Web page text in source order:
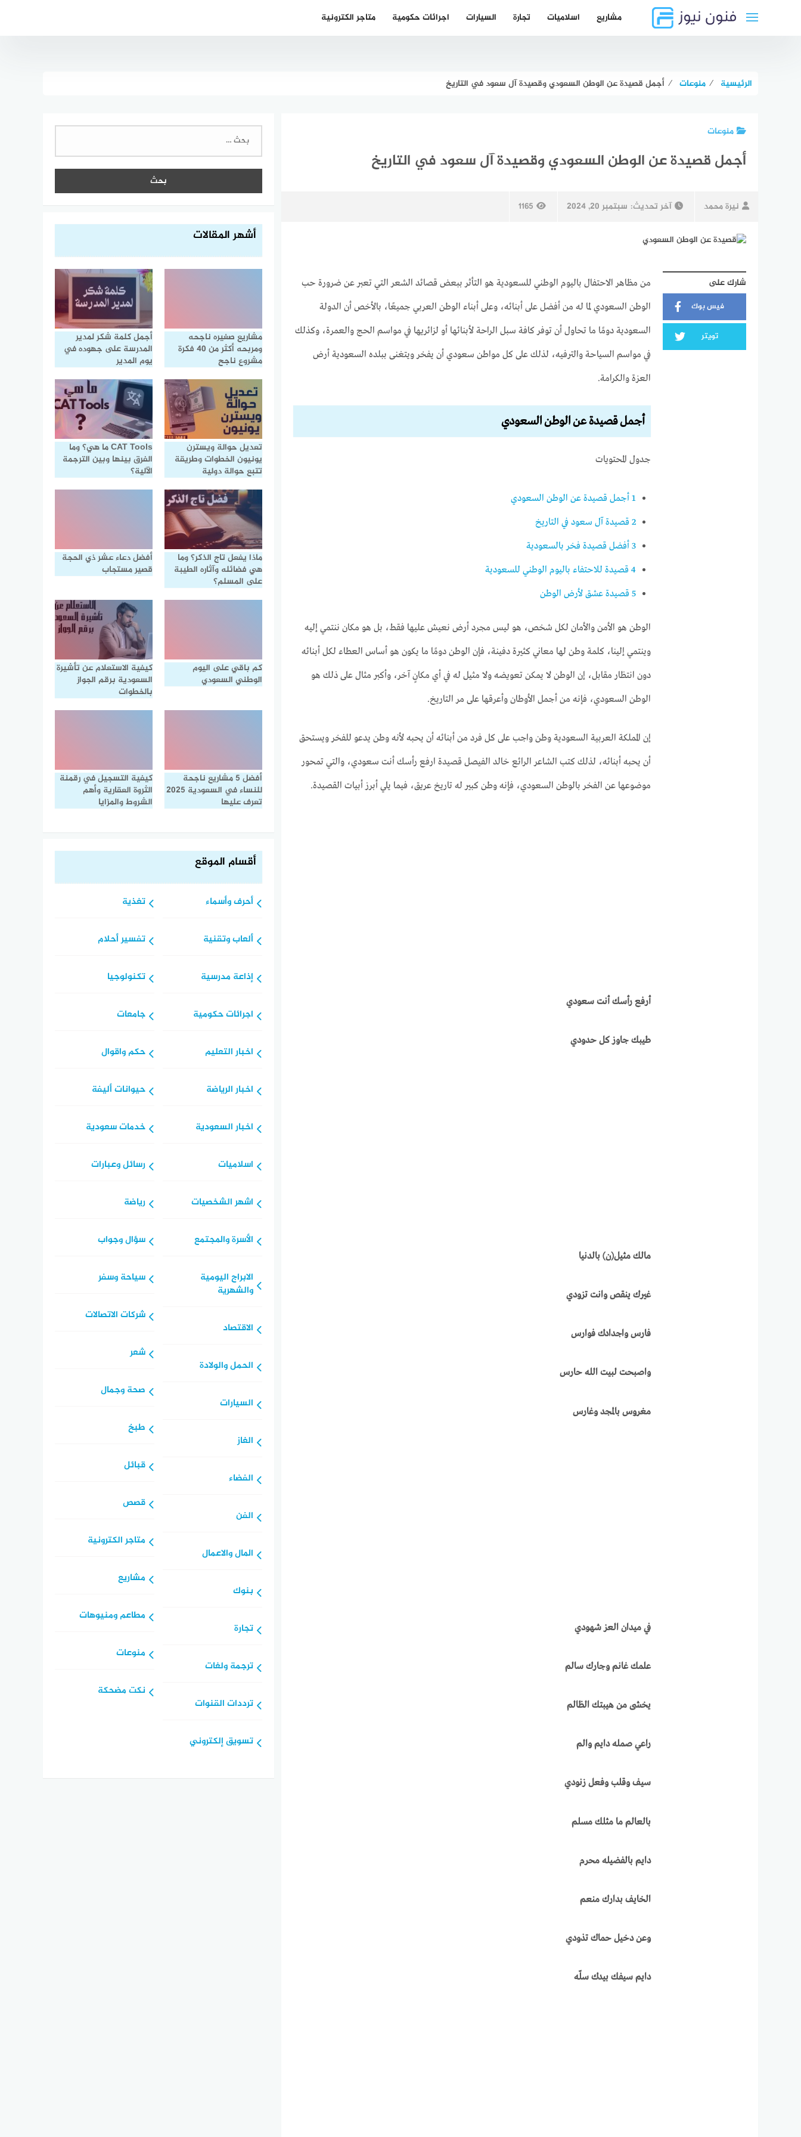
مشاريع اسلاميات تجارة السيارات اجرائات حكومية متاجر الكترونية
الرئيسية ⁄ منوعات ⁄ أجمل قصيدة عن الوطن السعودي وقصيدة آل سعود في التاريخ
منوعات
أجمل قصيدة عن الوطن السعودي وقصيدة آل سعود في التاريخ
نيرة محمد آخر تحديث: سبتمبر 20, 2024 1165
شارك على
فيس بوك
تويتر
من مظاهر الاحتفال باليوم الوطني للسعودية هو التأثر ببعض قصائد الشعر التي تعبر عن ضرورة حب
الوطن السعودي لما له من أفضل على أبنائه، وعلى أبناء الوطن العربي جميعًا، بالأخص أن الدولة
السعودية دومًا ما تحاول أن توفر كافة سبل الراحة لأبنائها أو لزائريها في مواسم الحج والعمرة، وكذلك
في مواسم السياحة والترفيه، لذلك على كل مواطن سعودي أن يفخر ويتغنى ببلده السعودية أرض
العزة والكرامة.
أجمل قصيدة عن الوطن السعودي
جدول المحتويات
1أجمل قصيدة عن الوطن السعودي
2قصيدة آل سعود في التاريخ
3أفضل قصيدة فخر بالسعودية
4قصيدة للاحتفاء باليوم الوطني للسعودية
5قصيدة عشق لأرض الوطن
الوطن هو الأمن والأمان لكل شخص، هو ليس مجرد أرض نعيش عليها فقط، بل هو مكان ننتمي إليه
وينتمي إلينا، كلمة وطن لها معاني كثيرة دفينة، فإن الوطن دومًا ما يكون هو أساس العطاء لكل أبنائه
دون انتظار مقابل، إن الوطن لا يمكن تعويضه ولا مثيل له في أي مكانٍ آخر، وأكبر مثال على ذلك هو
الوطن السعودي، فإنه من أجمل الأوطان وأعرقها على مر التاريخ.
إن المملكة العربية السعودية وطن واجب على كل فرد من أبنائه أن يحبه لأنه وطن يدعو للفخر ويستحق
أن يحبه أبنائه، لذلك كتب الشاعر الرائع خالد الفيصل قصيدة ارفع رأسك أنت سعودي، والتي تمحور
موضوعها عن الفخر بالوطن السعودي، فإنه وطن كبير له تاريخ عريق، فيما يلي أبرز أبيات القصيدة.
أرفع رأسك أنت سعودي
طيبك جاوز كل حدودي
مالك مثيل(ن) بالدنيا
غيرك ينقص وانت تزودي
فارس واجدادك فوارس
واصبحت لبيت الله حارس
مغروس بالمجد وغارس
في ميدان العز شهودي
علمك غانم وجارك سالم
يخشى من هيبتك الظالم
راعي صمله دايم والم
سيف وقلب وفعل زنودي
بالعالم ما مثلك مسلم
دايم بالفضيله محرم
الخايف بدارك منعم
وعن دخيل حماك تذودي
دايم سيفك بيدك سلّه
البحث
أشهر المقالات
مشاريع صغيره ناجحه
ومربحه أكثر من 40 فكرة
مشروع ناجح
أجمل كلمة شكر لمدير
المدرسة على جهوده في
يوم المدير
تعديل حوالة ويسترن
يونيون الخطوات وطريقة
تتبع حوالة دولية
CAT Tools ما هي؟ وما
الفرق بينها وبين الترجمة
الآلية؟
ماذا يفعل تاج الذكر؟ وما
هي فضائله وآثاره الطيبة
على المسلم؟
أفضل دعاء عشر ذي الحجة
قصير مستجاب
كم باقي على اليوم
الوطني السعودي
كيفية الاستعلام عن تأشيرة
السعودية برقم الجواز
بالخطوات
أفضل 5 مشاريع ناجحة
للنساء في السعودية 2025
تعرف عليها
كيفية التسجيل في رقمنة
الثروة العقارية وأهم
الشروط والمزايا
أقسام الموقع
أحرف وأسماء
ألعاب وتقنية
إذاعة مدرسية
اجرائات حكومية
اخبار التعليم
اخبار الرياضة
اخبار السعودية
اسلاميات
اشهر الشخصيات
الأسرة والمجتمع
الابراج اليومية
والشهرية
الاقتصاد
الحمل والولادة
السيارات
الغاز
الفضاء
الفن
المال والاعمال
بنوك
تجارة
ترجمة ولغات
ترددات القنوات
تسويق إلكتروني
تغذية
تفسير أحلام
تكنولوجيا
جامعات
حكم واقوال
حيوانات أليفة
خدمات سعودية
رسائل وعبارات
رياضة
سؤال وجواب
سياحة وسفر
شركات الاتصالات
شعر
صحة وجمال
طبخ
قبائل
قصص
متاجر الكترونية
مشاريع
مطاعم ومنيوهات
منوعات
نكت مضحكة